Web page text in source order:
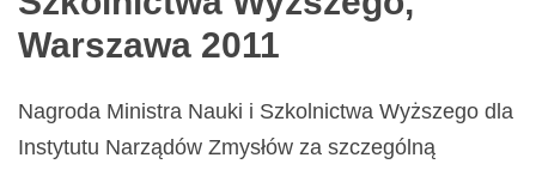
Warszawa 2011
Nagroda Ministra Nauki i Szkolnictwa Wyższego dla
Instytutu Narządów Zmysłów za szczególną